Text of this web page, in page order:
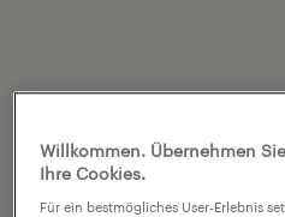
Willkommen. Übernehmen
Ihre Cookies.
Für ein bestmögliches User-Erlebnis